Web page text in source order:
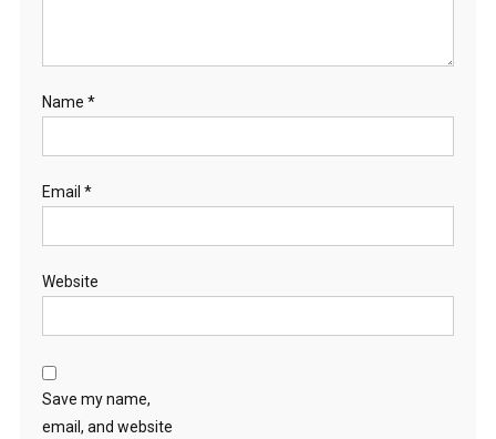
Name *
Email *
Website
Save my name,
email, and website